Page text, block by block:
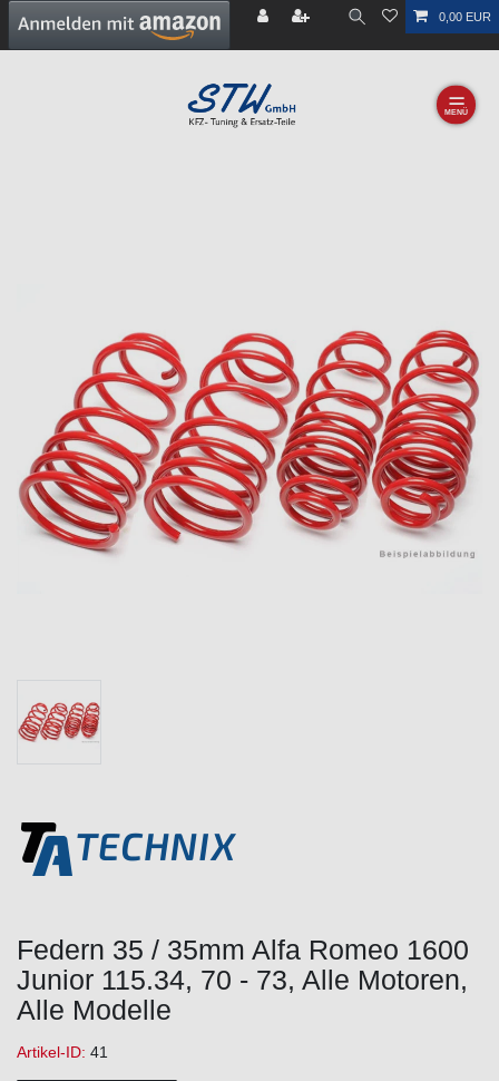
0,00 EUR
☰
Federn 35 / 35mm Alfa Romeo 1600
Junior 115.34, 70 - 73, Alle Motoren,
Alle Modelle
Artikel-ID: 41